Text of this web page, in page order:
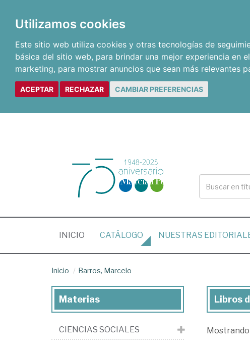
Utilizamos cookies
Este sitio web utiliza cookies y otras tecnologías de
básica del sitio web, para brindar una mejor experiencia en
marketing, para mostrar anuncios que sean más relevantes
ACEPTAR RECHAZAR CAMBIAR PREFERENCIAS
INICIO (CURRENT)
CATÁLOGO NUESTRAS
Inicio Barros, Marcelo
Libros
Barros,
Libros
Mostrando
Materias
CIENCIAS SOCIALES